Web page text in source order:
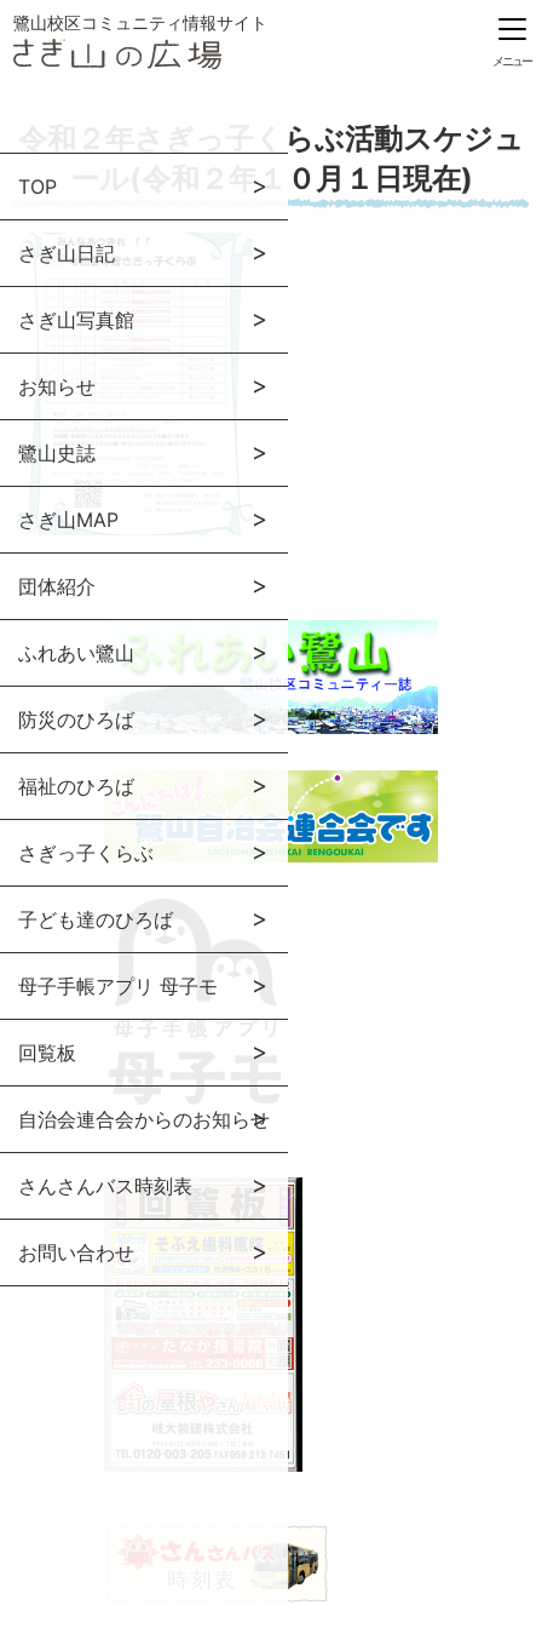
鷺山校区コミュニティ情報サイト
メニュー
TOP
さぎ山日記
さぎ山写真館
お知らせ
鷺山史誌
さぎ山MAP
団体紹介
ふれあい鷺山
防災のひろば
福祉のひろば
さぎっ子くらぶ
子ども達のひろば
母子手帳アプリ 母子モ
回覧板
自治会連合会からのお知らせ
さんさんバス時刻表
お問い合わせ
令和２年さぎっ子くらぶ活動スケジュ
ール(令和２年１０月１日現在)